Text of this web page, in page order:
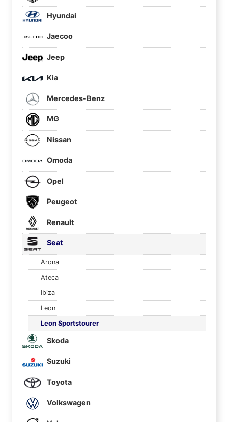
Hyundai
Jaecoo
Jeep
Kia
Mercedes-Benz
MG
Nissan
Omoda
Opel
Peugeot
Renault
Seat
Arona
Ateca
Ibiza
Leon
Leon Sportstourer
Skoda
Suzuki
Toyota
Volkswagen